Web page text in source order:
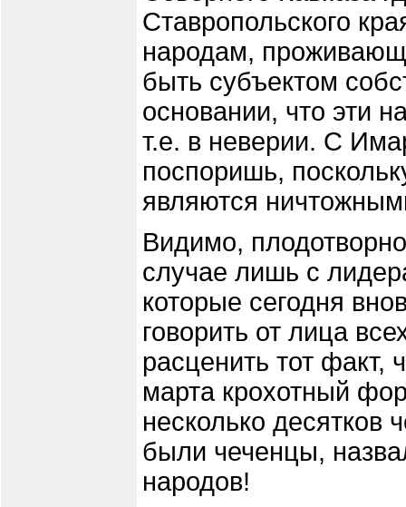
Ставропольского
народам,
быть субъектом
основании, что эти
т.е. в неверии. С
поспоришь,
являются
Видимо,
случае лишь с
которые сегодня
говорить от лица
расценить тот факт,
марта крохотный
несколько десятков
были чеченцы,
народов!